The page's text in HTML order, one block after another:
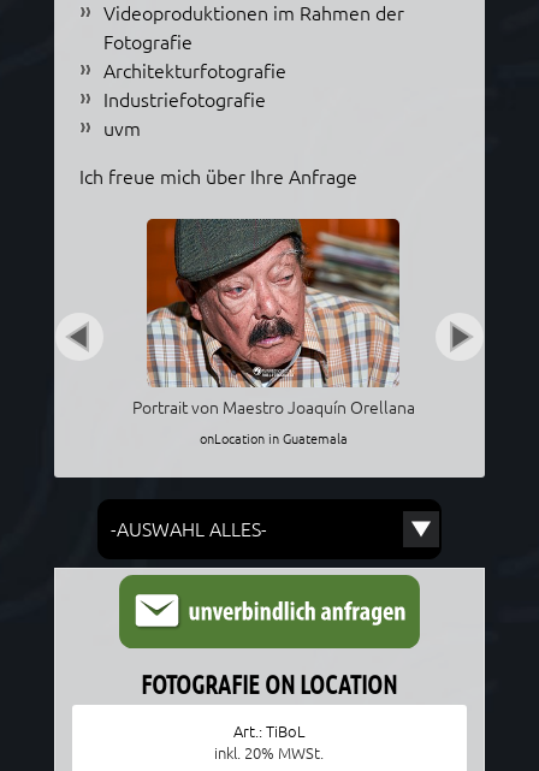
Videoproduktionen im Rahmen der
Fotografie
Architekturfotografie
Industriefotografie
uvm
Ich freue mich über Ihre Anfrage
Portrait von Maestro Joaquín Orellana
onLocation in Guatemala
W
h
FOTOGRAFIE ON LOCATION
Art.: TiBoL
inkl. 20% MWSt.